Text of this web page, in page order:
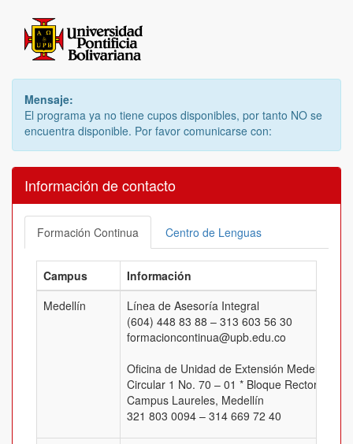
Mensaje:
El programa ya no tiene cupos disponibles, por tanto NO se
encuentra disponible. Por favor comunicarse con:
Información de contacto
Formación Continua Centro de Lenguas
Campus
Información
Medellín
Línea de Asesoría Integral
(604) 448 83 88 – 313 603 56 30
formacioncontinua@upb.edu.co
Oficina de Unidad de Extensión Medellín
Circular 1 No. 70 – 01 * Bloque Rectoral, Of.
Campus Laureles, Medellín
321 803 0094 – 314 669 72 40